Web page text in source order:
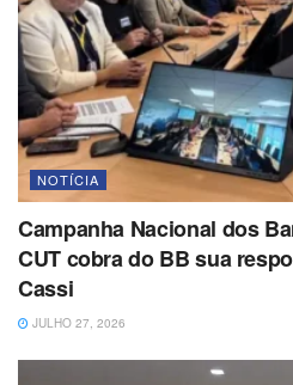
NOTÍCIA
Campanha Nacional dos
CUT cobra do BB sua
Cassi
JULHO 27, 2026